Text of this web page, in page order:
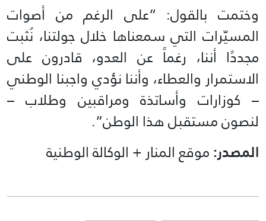
وختمت بالقول: “على الرغم من أصوات
المسيّرات التي سمعناها خلال جولتنا، نُثبت
مجددًا أننا، رغماً عن العدو، قادرون على
الاستمرار والعطاء، وأننا نؤدي واجبنا الوطني
– كوزارات وأساتذة ومراقبين وطلاب –
لنصون مستقبل هذا الوطن”.
المصدر:موقع المنار + الوكالة الوطنية